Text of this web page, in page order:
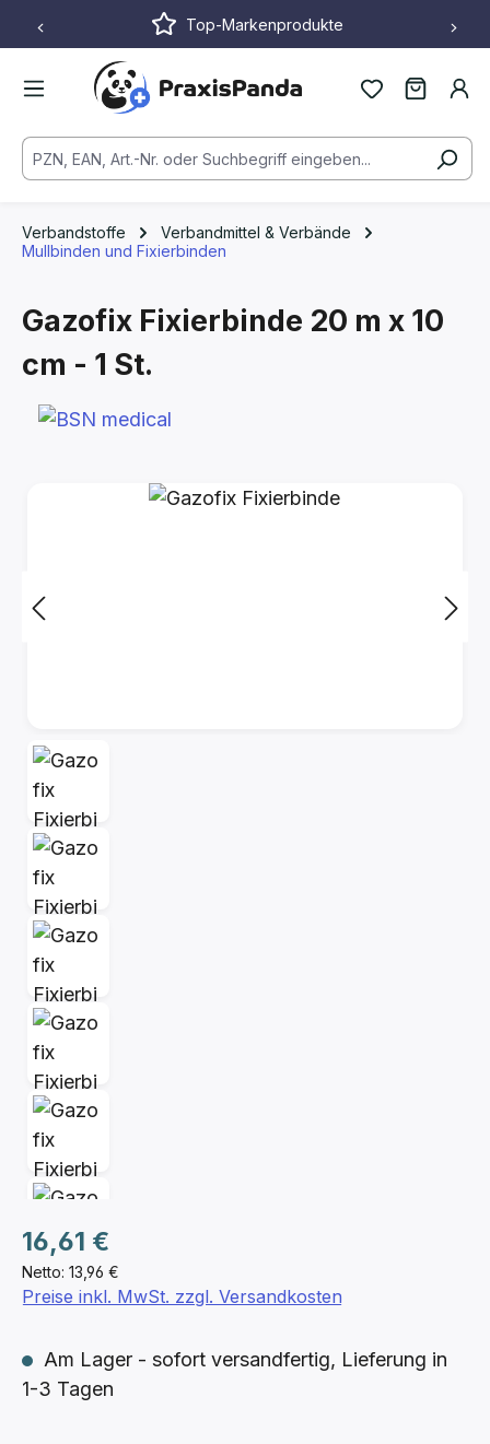
Zum Hauptinhalt springenTop-Markenprodukte
Verbandstoffe
Verbandmittel & Verbände
Mullbinden und Fixierbinden
Gazofix Fixierbinde 20 m x 10
cm - 1 St.
Bildergalerie überspringen
Netto: 13,96 €
Regulärer Preis:
16,61 €
Preise inkl. MwSt. zzgl. Versandkosten
Am Lager - sofort versandfertig, Lieferung in
1-3 Tagen